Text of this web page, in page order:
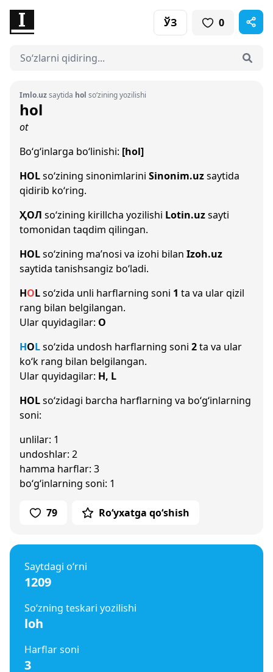
ЎЗ 0
Imlo.uzsaytida hol so‘zining yozilishi
hol
ot
Bo‘g‘inlarga bo‘linishi: [hol]
HOLso‘zining sinonimlarini Sinonim.uzsaytida
qidirib ko‘ring.
ҲОЛ so‘zining kirillcha yozilishi Lotin.uzsayti
tomonidan taqdim qilingan.
HOLso‘zining ma’nosi va izohi bilan Izoh.uz
saytida tanishsangiz bo‘ladi.
HOLso‘zida unli harflarning soni 1 ta va ular qizil
rang bilan belgilangan.
Ular quyidagilar: O
HOLso‘zida undosh harflarning soni 2ta va ular
ko‘k rang bilan belgilangan.
Ular quyidagilar: H, L
HOLso‘zidagi barcha harflarning va bo‘g‘inlarning
soni:
unlilar: 1
undoshlar: 2
hamma harflar: 3
bo‘g‘inlarning soni: 1
79 Ro‘yxatga qo‘shish
Saytdagi o‘rni
1209
So‘zning teskari yozilishi
loh
Harflar soni
3